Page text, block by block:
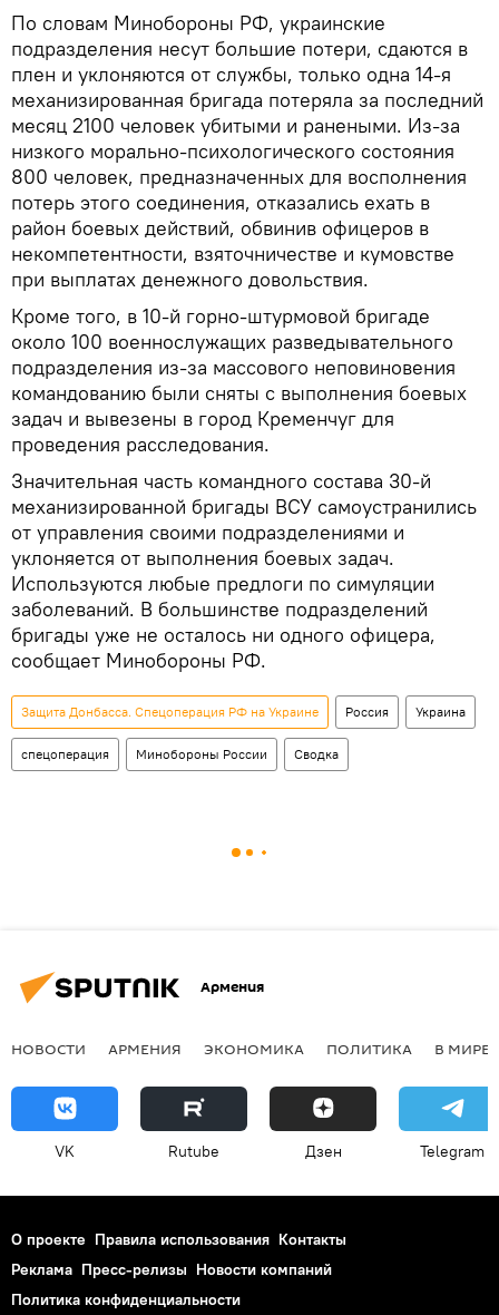
По словам Минобороны РФ, украинские
подразделения несут большие потери, сдаются в
плен и уклоняются от службы, только одна 14-я
механизированная бригада потеряла за последний
месяц 2100 человек убитыми и ранеными. Из-за
низкого морально-психологического состояния
800 человек, предназначенных для восполнения
потерь этого соединения, отказались ехать в
район боевых действий, обвинив офицеров в
некомпетентности, взяточничестве и кумовстве
при выплатах денежного довольствия.
Кроме того, в 10-й горно-штурмовой бригаде
около 100 военнослужащих разведывательного
подразделения из-за массового неповиновения
командованию были сняты с выполнения боевых
задач и вывезены в город Кременчуг для
проведения расследования.
Значительная часть командного состава 30-й
механизированной бригады ВСУ самоустранились
от управления своими подразделениями и
уклоняется от выполнения боевых задач.
Используются любые предлоги по симуляции
заболеваний. В большинстве подразделений
бригады уже не осталось ни одного офицера,
сообщает Минобороны РФ.
Защита Донбасса. Спецоперация РФ на Украине Россия Украина
спецоперация Минобороны России Сводка
Армения
НОВОСТИ АРМЕНИЯ ЭКОНОМИКА ПОЛИТИКА В МИРЕ
VK Rutube Дзен Telegram
О проекте Правила использования Контакты
Реклама Пресс-релизы Новости компаний
Политика конфиденциальности